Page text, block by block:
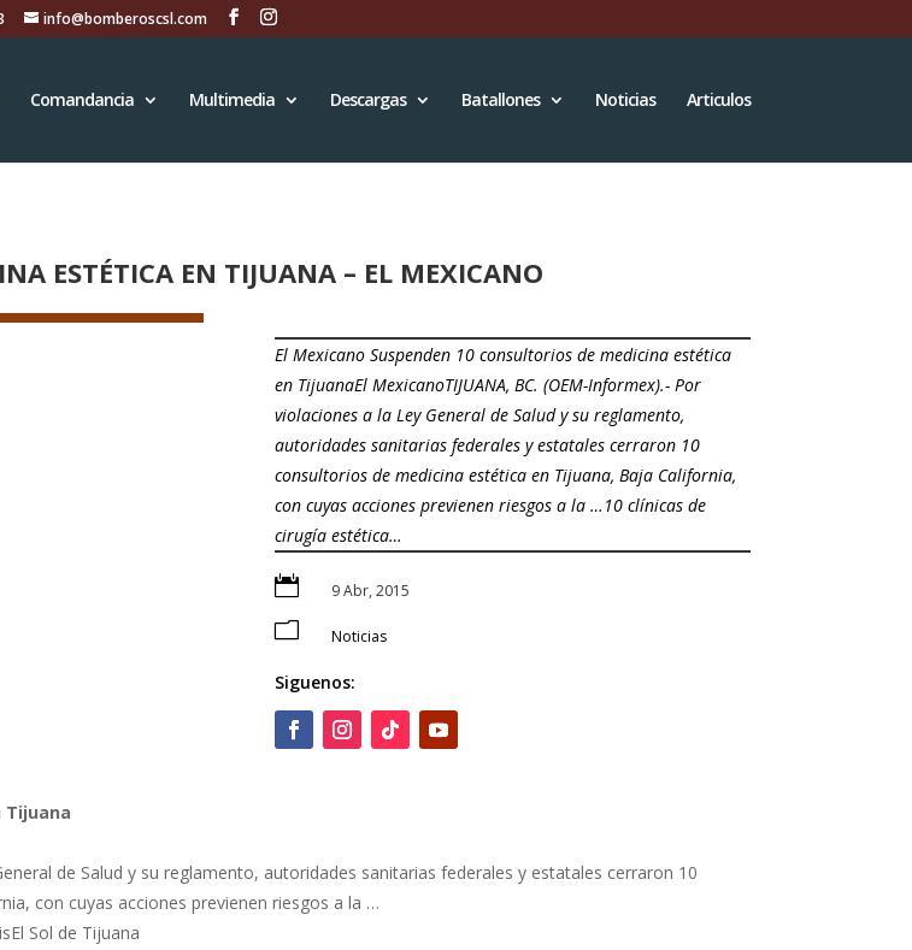
info@bomberoscsl.com
Comandancia Multimedia Descargas Batallones Noticias Articulos
ESTÉTICA EN TIJUANA – EL MEXICANO
El Mexicano Suspenden 10 consultorios de medicina estética
en TijuanaEl MexicanoTIJUANA, BC. (OEM-Informex).- Por
violaciones a la Ley General de Salud y su reglamento,
autoridades sanitarias federales y estatales cerraron 10
consultorios de medicina estética en Tijuana, Baja California,
con cuyas acciones previenen riesgos a la …10 clínicas de
cirugía estética…
 9 Abr, 2015
m Noticias
Siguenos:
Tijuana
de Salud y su reglamento, autoridades sanitarias federales y estatales cerraron 10
con cuyas acciones previenen riesgos a la …
Sol de Tijuana